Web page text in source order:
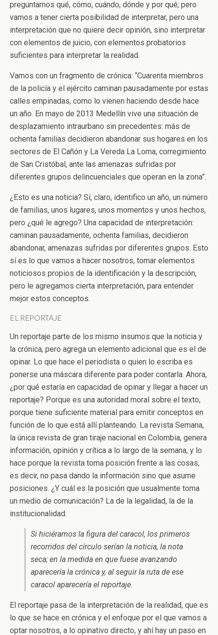
preguntarnos qué, cómo, cuándo, dónde y por qué; pero
vamos a tener cierta posibilidad de interpretar, pero una
interpretación que no quiere decir opinión, sino interpretar
con elementos de juicio, con elementos probatorios
suficientes para interpretar la realidad.
Vamos con un fragmento de crónica: “Cuarenta miembros
de la policía y el ejército caminan pausadamente por estas
calles empinadas, como lo vienen haciendo desde hace
un año. En mayo de 2013 Medellín vive una situación de
desplazamiento intraurbano sin precedentes: más de
ochenta familias decidieron abandonar sus hogares en los
sectores de El Cañón y La Vereda La Loma, corregimiento
de San Cristóbal, ante las amenazas sufridas por
diferentes grupos delincuenciales que operan en la zona”.
¿Esto es una noticia? Sí, claro, identifico un año, un número
de familias, unos lugares, unos momentos y unos hechos,
pero ¿qué le agrego? Una capacidad de interpretación:
caminan pausadamente, ochenta familias, decidieron
abandonar, amenazas sufridas por diferentes grupos. Esto
sí es lo que vamos a hacer nosotros, tomar elementos
noticiosos propios de la identificación y la descripción,
pero le agregamos cierta interpretación, para entender
mejor estos conceptos.
EL REPORTAJE
Un reportaje parte de los mismo insumos que la noticia y
la crónica, pero agrega un elemento adicional que es el de
opinar. Lo que hace el periodista o quien lo escriba es
ponerse una máscara diferente para poder contarla. Ahora,
¿por qué estaría en capacidad de opinar y llegar a hacer un
reportaje? Porque es una autoridad moral sobre el texto,
porque tiene suficiente material para emitir conceptos en
función de lo que está allí planteando. La revista Semana,
la única revista de gran tiraje nacional en Colombia, genera
información, opinión y crítica a lo largo de la semana, y lo
hace porque la revista toma posición frente a las cosas,
es decir, no pasa dando la información sino que asume
posiciones. ¿Y cuál es la posición que usualmente toma
un medio de comunicación? La de la legalidad, la de la
institucionalidad.
Si hiciéramos la figura del caracol, los primeros
recorridos del círculo serían la noticia, la nota
seca; en la medida en que fuese avanzando
aparecería la crónica y, al seguir la ruta de ese
caracol aparecería el reportaje.
El reportaje pasa de la interpretación de la realidad, que es
lo que se hace en crónica y el enfoque por el que vamos a
optar nosotros, a lo opinativo directo, y ahí hay un paso en